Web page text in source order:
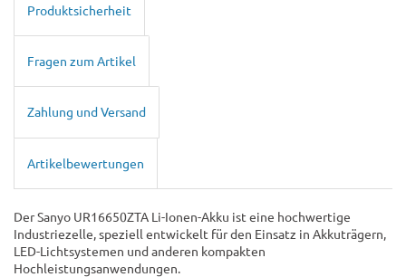
Produktsicherheit
Fragen zum Artikel
Zahlung und Versand
Artikelbewertungen
Der Sanyo UR16650ZTA Li-Ionen-Akku ist eine hochwertige
Industriezelle, speziell entwickelt für den Einsatz in Akkuträgern,
LED-Lichtsystemen und anderen kompakten
Hochleistungsanwendungen.